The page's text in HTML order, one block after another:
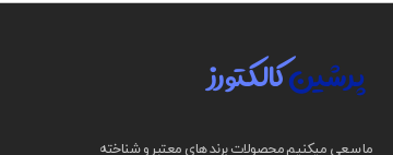
ما سعی میکنیم محصولات برند های معتبر و شناخته
پرشینکالکتورز